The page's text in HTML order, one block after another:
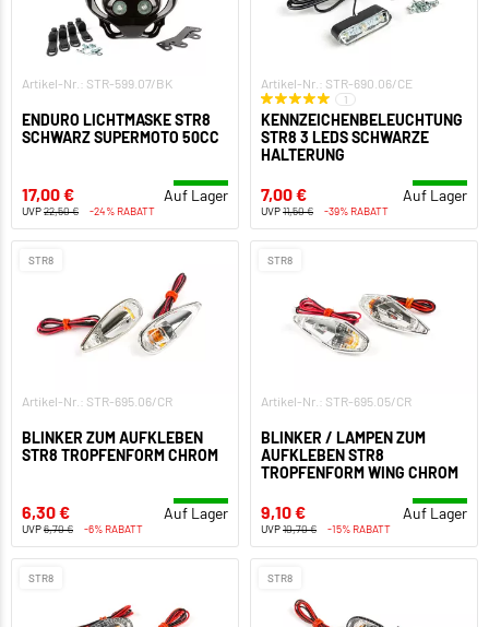
Artikel-Nr.: STR-599.07/BK
ENDURO LICHTMASKE STR8
SCHWARZ SUPERMOTO 50CC
17,00 € Auf Lager
UVP22,50 € -24% RABATT
Artikel-Nr.: STR-690.06/CE
1
KENNZEICHENBELEUCHTUNG
STR8 3 LEDS SCHWARZE
HALTERUNG
7,00 € Auf Lager
UVP11,50 € -39% RABATT
STR8
Artikel-Nr.: STR-695.06/CR
BLINKER ZUM AUFKLEBEN
STR8 TROPFENFORM CHROM
6,30 € Auf Lager
UVP6,70 € -6% RABATT
STR8
Artikel-Nr.: STR-695.05/CR
BLINKER / LAMPEN ZUM
AUFKLEBEN STR8
TROPFENFORM WING CHROM
9,10 € Auf Lager
UVP10,70 € -15% RABATT
STR8 STR8